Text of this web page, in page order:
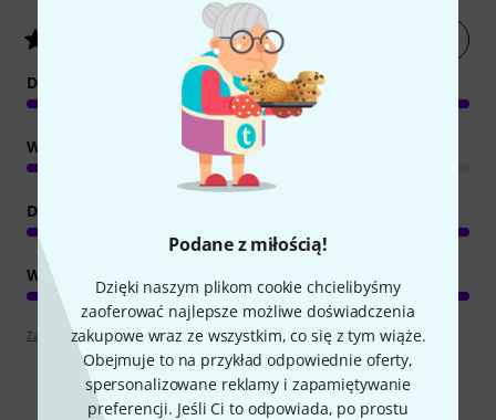
Podane z miłością!
Dzięki naszym plikom cookie chcielibyśmy
zaoferować najlepsze możliwe doświadczenia
zakupowe wraz ze wszystkim, co się z tym wiąże.
Obejmuje to na przykład odpowiednie oferty,
spersonalizowane reklamy i zapamiętywanie
preferencji. Jeśli Ci to odpowiada, po prostu
DYNAMIKA
WŁAŚCIWOŚCI
DŹWIĘK
WYKOŃCZENIE
Zapoznaj się z wytyczymi